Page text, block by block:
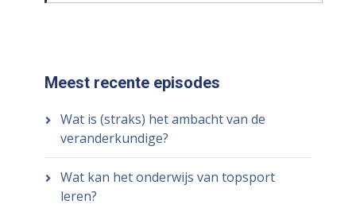
Meest recente episodes
Wat is (straks) het ambacht van de
veranderkundige?
Wat kan het onderwijs van topsport
leren?